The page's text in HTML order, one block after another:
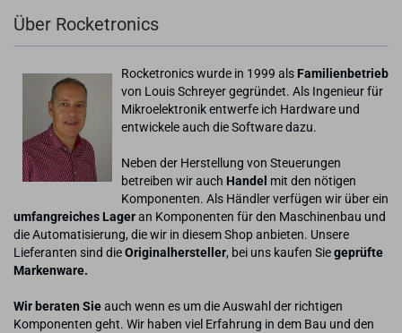
Über Rocketronics
Rocketronics wurde in 1999 als Familienbetrieb
von Louis Schreyer gegründet. Als Ingenieur für
Mikroelektronik entwerfe ich Hardware und
entwickele auch die Software dazu.
Neben der Herstellung von Steuerungen
betreiben wir auch Handel mit den nötigen
Komponenten. Als Händler verfügen wir über ein
umfangreiches Lageran Komponenten für den Maschinenbau und
die Automatisierung, die wir in diesem Shop anbieten. Unsere
Lieferanten sind dieOriginalhersteller, bei uns kaufen Siegeprüfte
Markenware.
Wir beraten Sieauch wenn es um die Auswahl der richtigen
Komponenten geht. Wir haben viel Erfahrung in dem Bau und den